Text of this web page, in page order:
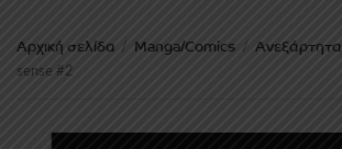
Αρχική σελίδα / Manga/Comics / Ανεξάρτητα
sense #2